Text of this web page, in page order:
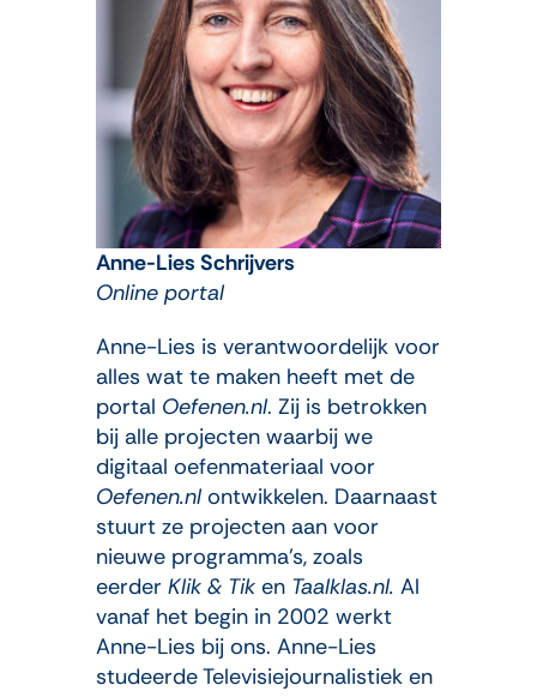
Anne-Lies Schrijvers
Online portal
Anne-Lies is verantwoordelijk voor
alles wat te maken heeft met de
portal Oefenen.nl. Zij is betrokken
bij alle projecten waarbij we
digitaal oefenmateriaal voor
Oefenen.nlontwikkelen. Daarnaast
stuurt ze projecten aan voor
nieuwe programma’s, zoals
eerder Klik & Tiken Taalklas.nl. Al
vanaf het begin in 2002 werkt
Anne-Lies bij ons. Anne-Lies
studeerde Televisiejournalistiek en